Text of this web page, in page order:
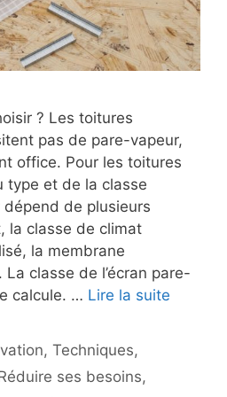
? Les toitures
pas de pare-vapeur,
office. Pour les toitures
type et de la classe
dépend de plusieurs
la classe de climat
la membrane
La classe de l’écran pare-
calcule. … Lire la suite
,Techniques,
ses besoins,